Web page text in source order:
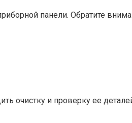
панели. Обратите
очистку и проверку ее